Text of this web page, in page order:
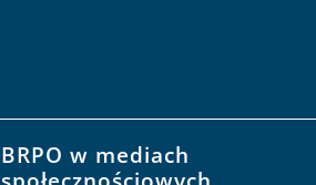
BRPO w mediach